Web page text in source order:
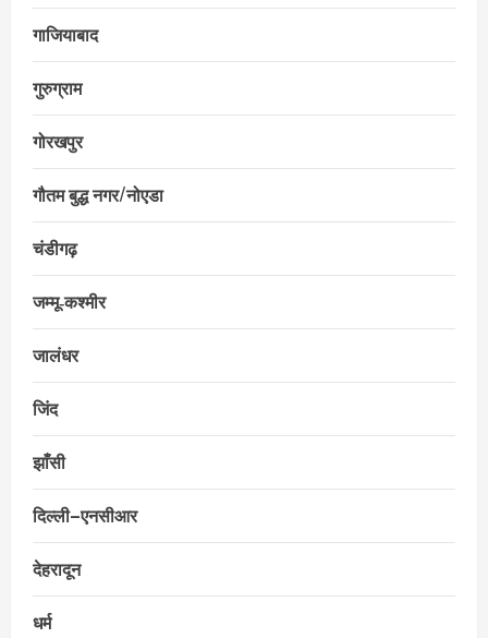
गाजियाबाद
गुरुग्राम
गोरखपुर
गौतम बुद्ध नगर/नोएडा
चंडीगढ़
जम्मू‑कश्मीर
जालंधर
जिंद
झाँसी
दिल्ली–एनसीआर
देहरादून
धर्म